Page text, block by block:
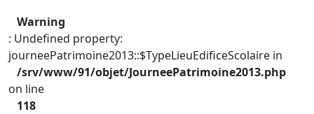
Warning
: Undefined property:
journeePatrimoine2013::$TypeLieuEdificeScolaire in
/srv/www/91/objet/JourneePatrimoine2013.php
on line
118